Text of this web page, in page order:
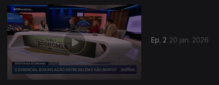
Ep. 2 20 jan. 2026
901891